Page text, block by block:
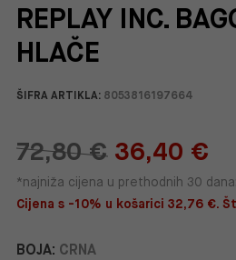
REPLAY INC.
HLAČE
ŠIFRA ARTIKLA:8053816197664
72,80 € 36,40 €
*najniža cijena u prethodnih 30 dana:
Cijena s -10% u košarici 32,76 €.
BOJA: CRNA